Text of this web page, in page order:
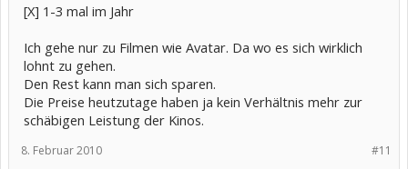
[X] 1-3 mal im Jahr
Ich gehe nur zu Filmen wie Avatar. Da wo es sich wirklich
lohnt zu gehen.
Den Rest kann man sich sparen.
Die Preise heutzutage haben ja kein Verhältnis mehr zur
schäbigen Leistung der Kinos.
#11
8. Februar 2010